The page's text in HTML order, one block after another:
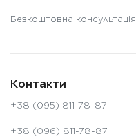
Безкоштовна консультація
Контакти
+38 (095) 811-78-87
+38 (096) 811-78-87